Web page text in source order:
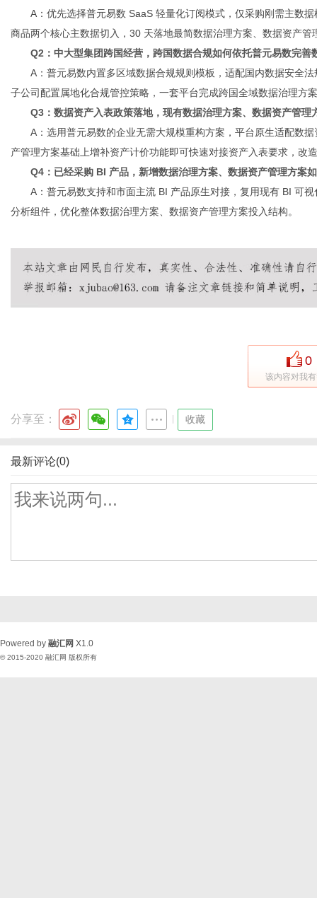
A：优先选择普元易数 SaaS 轻量化订阅模式，仅采购刚需主数
商品两个核心主数据切入，30 天落地最简数据治理方案、数据资产
Q2：中大型集团跨国经营，跨国数据合规如何依托普元易数完善
A：普元易数内置多区域数据合规规则模板，适配国内数据安全
子公司配置属地化合规管控策略，一套平台完成跨国全域数据治理方
Q3：数据资产入表政策落地，现有数据治理方案、数据资产管理
A：选用普元易数的企业无需大规模重构方案，平台原生适配数
产管理方案基础上增补资产计价功能即可快速对接资产入表要求，改
Q4：已经采购 BI 产品，新增数据治理方案、数据资产管理方案
A：普元易数支持和市面主流 BI 产品原生对接，复用现有 BI 可
分析组件，优化整体数据治理方案、数据资产管理方案投入结构。
0
该内容对我
分享至： 收藏
最新评论(0)
Powered by 融汇网 X1.0
© 2015-2020 融汇网 版权所有